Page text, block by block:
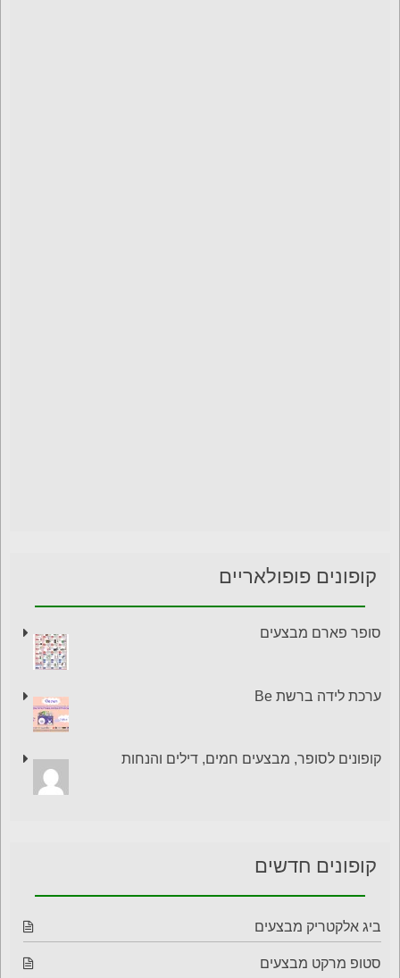
קופונים פופולאריים
סופר פארם מבצעים
ערכת לידה ברשת Be
קופונים לסופר, מבצעים חמים, דילים והנחות
קופונים חדשים
ביג אלקטריק מבצעים
סטופ מרקט מבצעים